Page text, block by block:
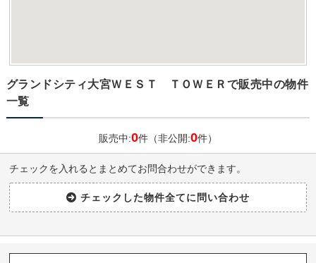
グランドシティ大宮ＷＥＳＴ ＴＯＷＥＲで販売中の物件
一覧
販売中:0件（非公開:0件）
チェックを入れるとまとめてお問合わせができます。